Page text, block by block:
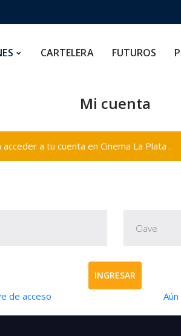
CARTELERA FUTUROS
Mi cuenta
a tu cuenta en Cinema La Plata .
INGRESAR
de acceso